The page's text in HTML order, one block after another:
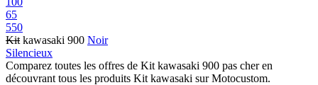
65
550
Kit kawasaki 900 Noir
Silencieux
Comparez toutes les offres de Kit kawasaki 900 pas cher en
découvrant tous les produits Kit kawasaki sur Motocustom.